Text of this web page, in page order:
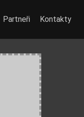
Partneři Kontakty